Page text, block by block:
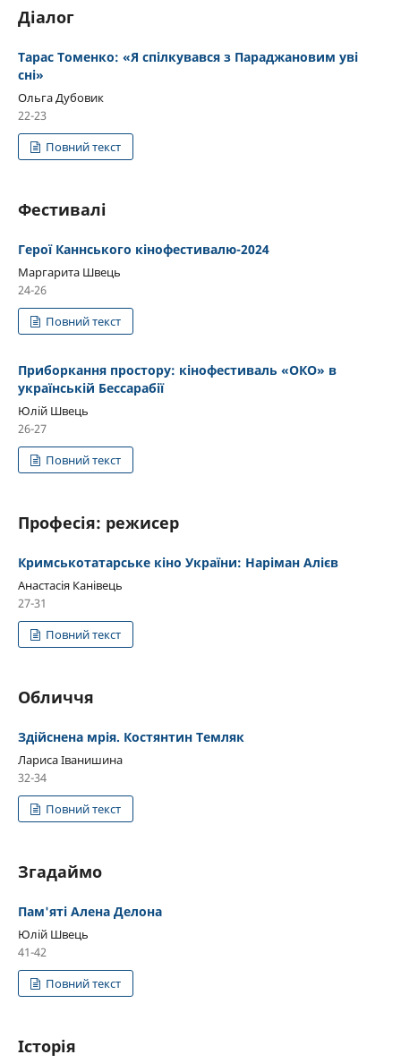
Діалог
Тарас Томенко: «Я спілкувався з Параджановим уві
сні»
Ольга Дубовик
22-23
Повний текст
Фестивалі
Герої Каннського кінофестивалю-2024
Маргарита Швець
24-26
Повний текст
Приборкання простору: кінофестиваль «ОКО» в
українській Бессарабії
Юлій Швець
26-27
Повний текст
Професія: режисер
Кримськотатарське кіно України: Наріман Алієв
Анастасія Канівець
27-31
Повний текст
Обличчя
Здійснена мрія. Костянтин Темляк
Лариса Іванишина
32-34
Повний текст
Згадаймо
Пам'яті Алена Делона
Юлій Швець
41-42
Повний текст
Історія